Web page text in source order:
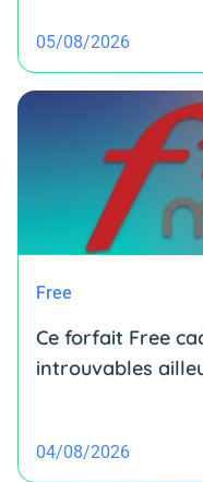
05/08/2026
Free
Ce forfait Free
introuvables
04/08/2026